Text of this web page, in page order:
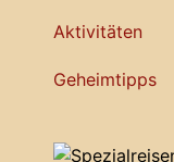
Aktivitäten
Geheimtipps